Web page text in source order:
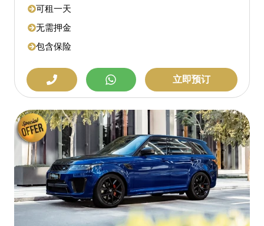
可租一天
无需押金
包含保险
立即预订